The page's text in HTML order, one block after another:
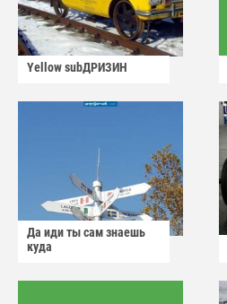
Yellow subДРИЗИН
Да иди ты сам знаешь
куда